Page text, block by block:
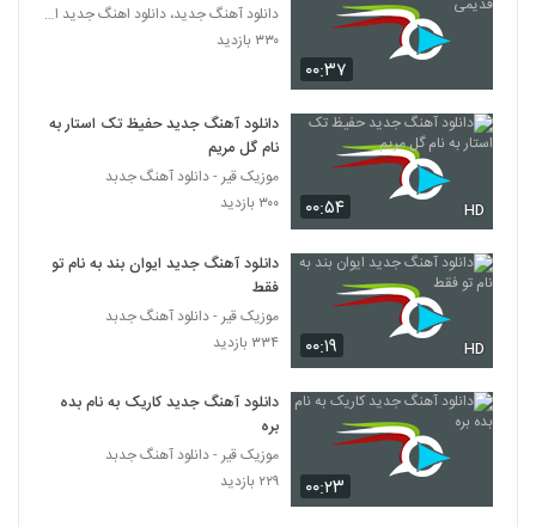
تی ام بکس آهنگ رسممونه
۹۶۴ بازدید
موزیک زیبای فقط واسه من از خشایار اس آر
2130 جوونی
۴۱۷ بازدید
2131
آهنگ پروفشنال از سپهر خلسه(رپ)
۸۸۳ بازدید
ادی عطار آهنگ منو دوست داری
۰۰:۳۷
دانلود آهنگ جدید، دانلود اهنگ جدید ایرانی
۳۳۰ بازدید
۰۰:۵۴ HD
دانلود آهنگ جدید حفیظ تک استار به
نام گل مریم
موزیک قیر - دانلود آهنگ جدبد
۳۰۰ بازدید
۰۰:۱۹ HD
دانلود آهنگ جدید ایوان بند به نام تو
فقط
موزیک قیر - دانلود آهنگ جدبد
۳۳۴ بازدید
۰۰:۲۳
دانلود آهنگ جدید کاریک به نام بده
بره
موزیک قیر - دانلود آهنگ جدبد
۲۲۹ بازدید